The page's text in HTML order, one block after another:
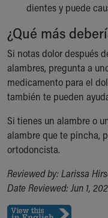
dientes y puede
¿Qué más
Si notas dolor después
alambres, pregunta a
medicamento para el
también te pueden
Si tienes un alambre o
alambre que te pincha,
ortodoncista.
Reviewed by: Larissa
Date Reviewed: Jun 1,